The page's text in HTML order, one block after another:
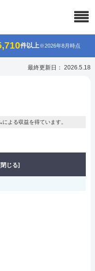
件以上※2026年8月時点
最終更新日： 2026.5.18
よる収益を得ています。
じる]